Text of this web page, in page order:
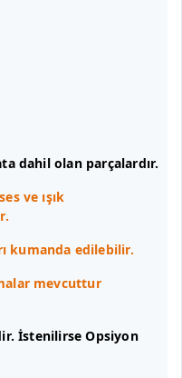
dahil olan parçalardır.
ve ışık
kumanda edilebilir.
mevcuttur
İstenilirse Opsiyon